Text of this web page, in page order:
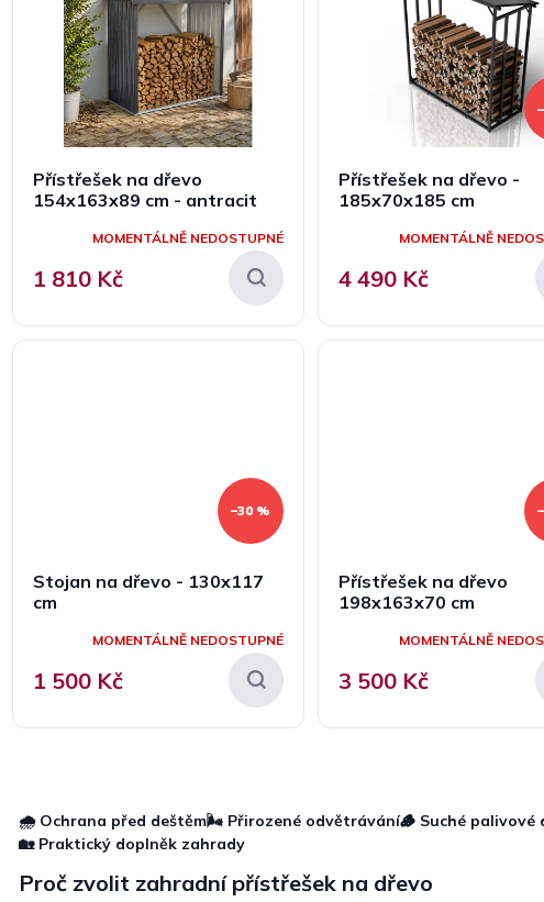
Přístřešek na dřevo
154x163x89 cm - antracit
MOMENTÁLNĚ NEDOSTUPNÉ
1 810 Kč
Přístřešek na dřevo -
185x70x185 cm
MOMENTÁLNĚ
4 490 Kč
–30 %
Stojan na dřevo - 130x117
cm
MOMENTÁLNĚ NEDOSTUPNÉ
1 500 Kč
Přístřešek na dřevo
198x163x70 cm
MOMENTÁLNĚ
3 500 Kč
l
á
🌧️ Ochrana před deštěm🌬️ Přirozené odvětrávání🪵 Suché palivové
🏡 Praktický doplněk zahrady
Proč zvolit zahradní přístřešek na dřevo